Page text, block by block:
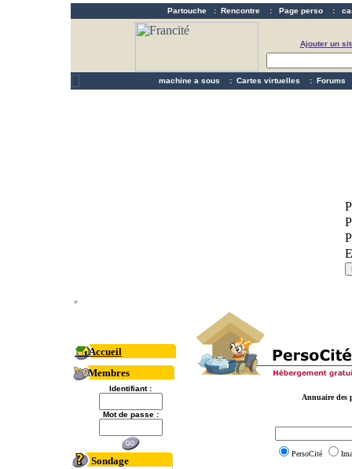
Partouche : Rencontre : Page perso :
Ajouter un
machine a sous : Cartes virtuelles : Forums
Accueil
Membres
Identifiant :
Mot de passe :
Sondage
Annuaire des
PersoCité